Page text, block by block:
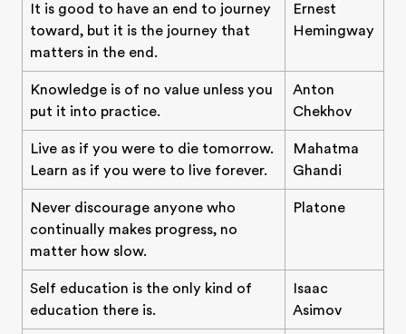
It is good to have an end to journey
toward, but it is the journey that
matters in the end.
Ernest
Hemingway
Knowledge is of no value unless you
put it into practice.
Anton
Chekhov
Live as if you were to die tomorrow.
Learn as if you were to live forever.
Mahatma
Ghandi
Never discourage anyone who
continually makes progress, no
matter how slow.
Platone
Self education is the only kind of
education there is.
Isaac
Asimov